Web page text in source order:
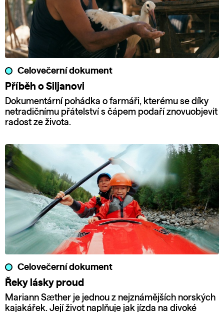
Celovečerní dokument
Příběh o Siljanovi
Dokumentární pohádka o farmáři, kterému se díky
netradičnímu přátelství s čápem podaří znovuobjevit
radost ze života.
Celovečerní dokument
Řeky lásky proud
Mariann Sæther je jednou z nejznámějších norských
kajakářek. Její život naplňuje jak jízda na divoké